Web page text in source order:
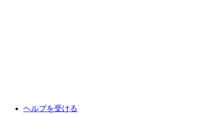
ヘルプを受ける